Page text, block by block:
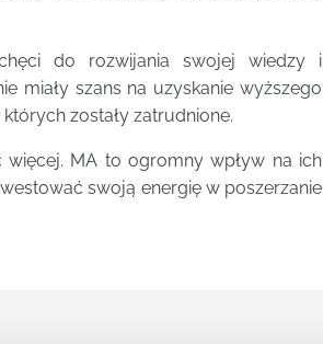
do rozwijania swojej wiedzy i
miały szans na uzyskanie wyższego
zostały zatrudnione.
MA to ogromny wpływ na ich
swoją energię w poszerzanie